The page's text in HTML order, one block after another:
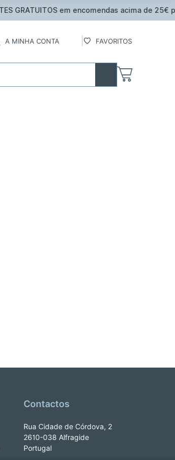
A MINHA CONTA FAVORITOS
Contactos
Rua Cidade de Córdova, 2
2610-038 Alfragide
Portugal